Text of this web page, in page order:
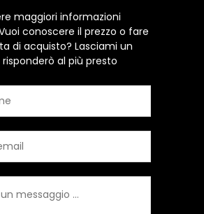
maggiori informazioni
conoscere il prezzo o fare
di acquisto? Lasciami un
al più presto